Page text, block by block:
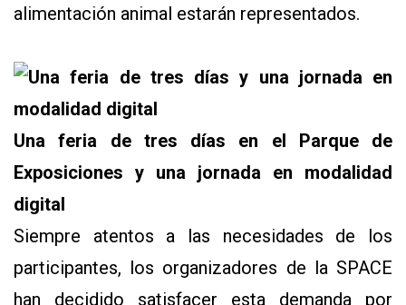
alimentación animal estarán representados.
Una feria de tres días en el Parque de
Exposiciones y una jornada en modalidad
digital
Siempre atentos a las necesidades de los
participantes, los organizadores de la SPACE
han decidido satisfacer esta demanda por